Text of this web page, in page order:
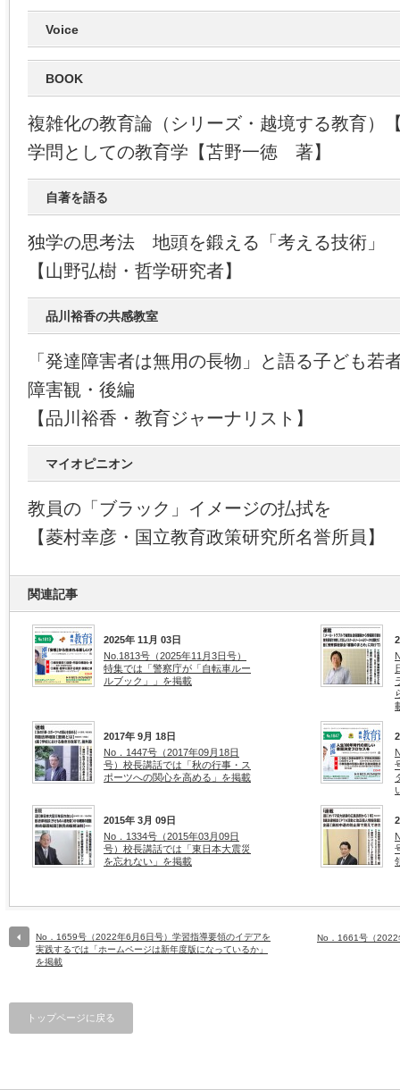
Voice
BOOK
複雑化の教育論（シリーズ・越境する教育
学問としての教育学【苫野一徳 著】
自著を語る
独学の思考法 地頭を鍛える「考える技術」
【山野弘樹・哲学研究者】
品川裕香の共感教室
「発達障害者は無用の長物」と語る子ども若
障害観・後編
【品川裕香・教育ジャーナリスト】
マイオピニオン
教員の「ブラック」イメージの払拭を
【菱村幸彦・国立教育政策研究所名誉所員】
関連記事
2025年 11月 03日
No.1813号（2025年11月3日号）
特集では「警察庁が「自転車ルー
ルブック」」を掲載
2017年 9月 18日
No．1447号（2017年09月18日
号）校長講話では「秋の行事・ス
ポーツへの関心を高める」を掲載
2015年 3月 09日
No．1334号（2015年03月09日
号）校長講話では「東日本大震災
を忘れない」を掲載
No．1659号（2022年6月6日号）学習指導要領のイデアを
実践するでは「ホームページは新年度版になっているか」
を掲載
No．1661号（2022
トップページに戻る